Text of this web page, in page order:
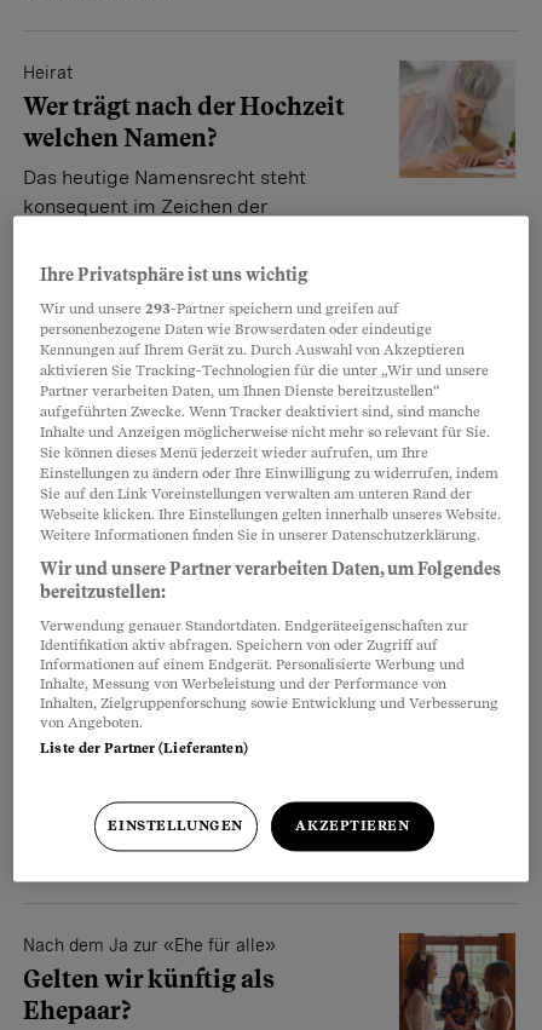
Heirat
Wer trägt nach der Hochzeit
welchen Namen?
Das heutige Namensrecht steht
konsequent im Zeichen der
welchen Namen? Und wie heisst das Kind?
Alexandra Gavriilidis
Ehe-Abc
Von Antrag bis Zerrüttung
Heiraten liegt in der Luft: Mit unserem
Ehe-Abc sind Verliebte bestens
gerüstet.
Ehe für alle
Was gilt für
gleichgeschlechtliche Paare?
Seit Juli können auch schwule und
sind damit heterosexuellen Paaren gleichgestellt. Was
das im Einzelnen heisst.
Nach dem Ja zur «Ehe für alle»
Gelten wir künftig als
Ehepaar?
Ihre Privatsphäre ist uns wichtig
Wir und unsere293-Partner speichern und greifen auf
personenbezogene Daten wie Browserdaten oder eindeutige
Kennungen auf Ihrem Gerät zu. Durch Auswahl von Akzeptieren
aktivieren Sie Tracking-Technologien für die unter „Wir und unsere
Partner verarbeiten Daten, um Ihnen Dienste bereitzustellen“
aufgeführten Zwecke. Wenn Tracker deaktiviert sind, sind manche
Inhalte und Anzeigen möglicherweise nicht mehr so relevant für Sie.
Sie können dieses Menü jederzeit wieder aufrufen, um Ihre
Einstellungen zu ändern oder Ihre Einwilligung zu widerrufen, indem
Sie auf den Link Voreinstellungen verwalten am unteren Rand der
Webseite klicken. Ihre Einstellungen gelten innerhalb unseres Website.
Weitere Informationen finden Sie in unserer Datenschutzerklärung.
Wir und unsere Partner verarbeiten Daten, um Folgendes
bereitzustellen:
Verwendung genauer Standortdaten. Endgeräteeigenschaften zur
Identifikation aktiv abfragen. Speichern von oder Zugriff auf
Informationen auf einem Endgerät. Personalisierte Werbung und
Inhalte, Messung von Werbeleistung und der Performance von
Inhalten, Zielgruppenforschung sowie Entwicklung und Verbesserung
von Angeboten.
Liste der Partner (Lieferanten)
EINSTELLUNGEN AKZEPTIEREN